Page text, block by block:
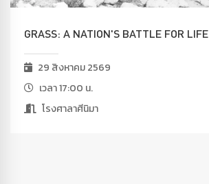
GRASS: A NATION'S BATTLE FOR LIFE
29 สิงหาคม 2569
เวลา 17:00 น.
โรงศาลาศีนิมา